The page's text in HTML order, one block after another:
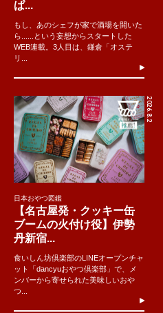
ぱ...
もし、あのシェフが家で酒場を開いた
ら......という妄想からスタートした
WEB連載。3人目は、鎌倉「オステ
リ...
2026.8.2
日本おやつ図鑑
【名古屋発・クッキー缶
ブームの火付け役】伊勢
丹新宿...
食いしん坊倶楽部のLINEオープンチャ
ット「dancyuおやつ倶楽部」で、メ
ンバーから寄せられた美味しいおや
つ...